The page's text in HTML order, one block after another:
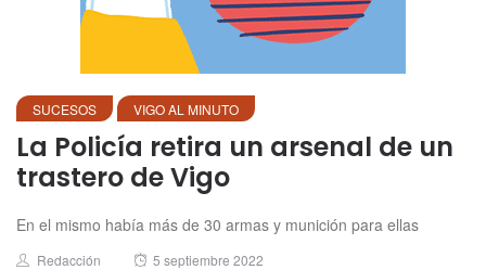
SUCESOS VIGO AL MINUTO
La Policía retira un arsenal de un
trastero de Vigo
En el mismo había más de 30 armas y munición para ellas
Author
Redacción
Posted
5 septiembre 2022